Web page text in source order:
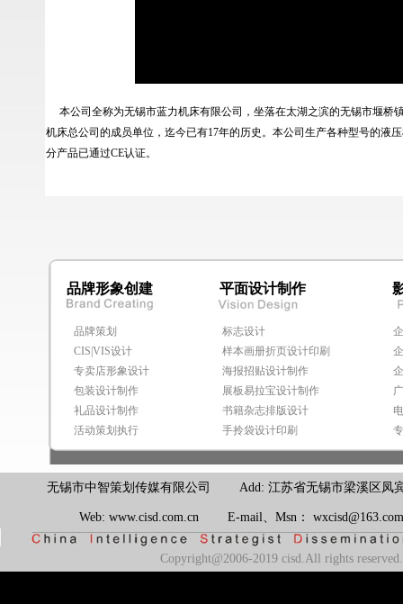
本公司全称为无锡市蓝力机床有限公司，坐落在太湖之滨的无锡市堰桥
机床总公司的成员单位，迄今已有17年的历史。本公司生产各种型号的液
分产品已通过CE认证。
品牌形象创建 平面设计制作
品牌策划
CIS|VIS设计
专卖店形象设计
包装设计制作
礼品设计制作
活动策划执行
标志设计
样本画册折页设计印刷
海报招贴设计制作
展板易拉宝设计制作
书籍杂志排版设计
手拎袋设计印刷
无锡市中智策划传媒有限公司 Add: 江苏省无锡市梁溪区凤
Web: www.cisd.com.cn E-mail、Msn：
Copyright@2006-2019 cisd.All rights